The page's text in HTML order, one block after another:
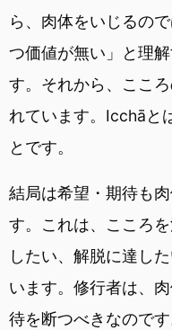
ら、肉体をいじるの
つ価値が無い」と理
す。それから、ここ
れています。Icchāと
とです。
結局は希望・期待も
す。これは、こころ
したい、解脱に達し
います。修行者は、
待を断つべきなので